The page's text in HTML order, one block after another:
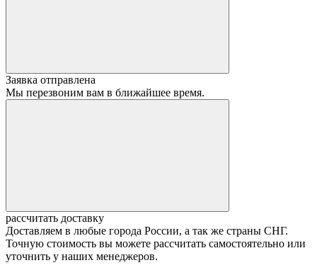
Заявка отправлена
Мы перезвоним вам в ближайшее время.
рассчитать доставку
Доставляем в любые города России, а так же страны СНГ.
Точную стоимость вы можете рассчитать самостоятельно или
уточнить у наших менеджеров.